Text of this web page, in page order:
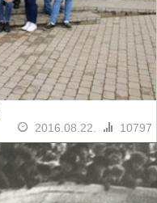
2016.08.22. 10797